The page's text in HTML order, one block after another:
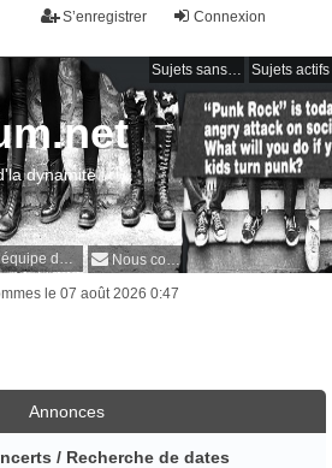
Connexion
S’enregistrer
Sujets sans réponse Sujets actifs
L’équipe du forum Nous contacter
dynamite !
le 07 août 2026 0:47
Annonces
/ Recherche de dates